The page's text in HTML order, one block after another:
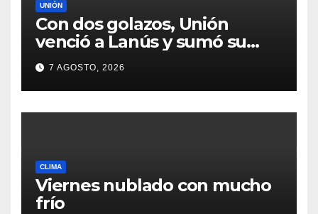
UNIÓN
Con dos golazos, Unión
venció a Lanús y sumó su
primer triunfo en el Clausura
7 AGOSTO, 2026
CLIMA
Viernes nublado con mucho
frío